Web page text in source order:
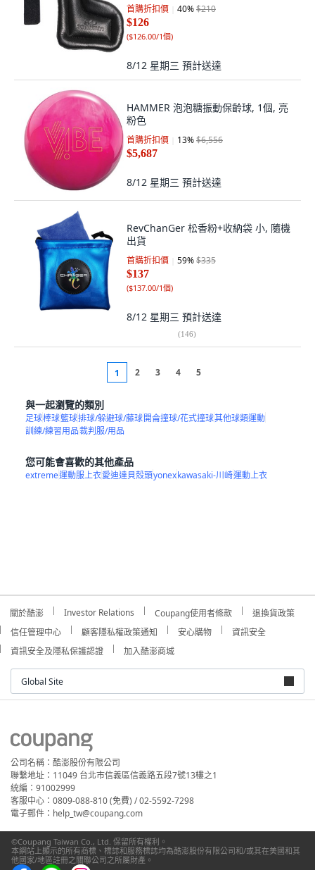
首購折扣價 40%$210
$126
($126.00/1個)
8/12 星期三 預計送達
HAMMER 泡泡糖振動保齡球, 1個, 亮
粉色
首購折扣價 13%$6,556
$5,687
8/12 星期三 預計送達
RevChanGer 松香粉+收納袋 小, 隨機
出貨
首購折扣價 59%$335
$137
($137.00/1個)
8/12 星期三 預計送達
(146)
1 2 3 4 5
與一起瀏覽的類別
足球棒球籃球排球/躲避球/藤球開侖撞球/花式撞球其他球類運動
訓練/練習用品裁判服/用品
您可能會喜歡的其他產品
extreme運動服上衣愛迪達貝殼頭yonexkawasaki-川崎運動上衣
關於酷澎 Investor Relations Coupang使用者條款
退換貨政策
信任管理中心
顧客隱私權政策通知 安心購物
資訊安全
資訊安全及隱私保護認證
加入酷澎商城
Global Site
公司名稱：酷澎股份有限公司
聯繫地址：11049 台北市信義區信義路五段7號13樓之1
統編：91002999
客服中心：0809-088-810 (免費) / 02-5592-7298
電子郵件：help_tw@coupang.com
©Coupang Taiwan Co., Ltd. 保留所有權利。
本網站上顯示的所有商標、標誌和服務標誌均為酷澎股份有限公司和/或其在美國和其
他國家/地區註冊之關聯公司之所屬財產。